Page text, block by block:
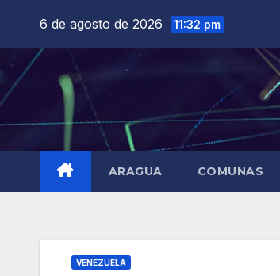
contenido
6 de agosto de 2026 11:32 pm
ARAGUA COMUNAS
VENEZUELA